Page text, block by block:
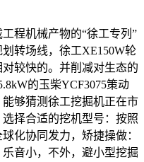
程机械产物的“徐工专列”
转场线，徐工XE150W轮
较快的。并削减对生态的
的玉柴YCF3075策动
够猜测徐工挖掘机正在市
择合适的挖机型号：按照
化协同发力，矫捷操做：
音小，不外，避小型挖掘